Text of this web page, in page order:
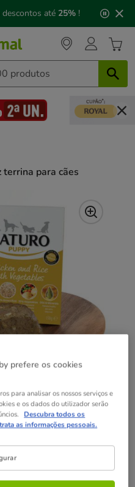
descontos até 25% !
para cães
prefere os cookies
para analisar os nossos serviços e
e os dados do utilizador serão
Descubra todos os
as informações pessoais.